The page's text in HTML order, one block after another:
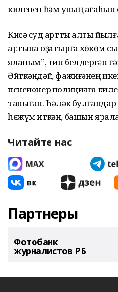
киленен һәм уның ағаһын
Кисә суд ҡартты алты
артына оҙатырға хөкөм
яҡланым”, тип белдергән
Әйткәндәй, фажиғәнең
пенсионер полицияға
таныған. Һәләк
һөжүм иткән, башын
Читайте нас
Партнеры
Фотобанк
журналистов РБ